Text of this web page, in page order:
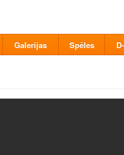
Galerijas Spēles